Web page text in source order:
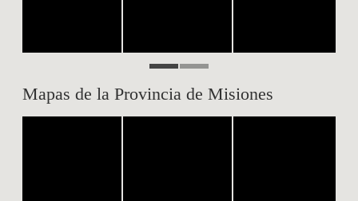
Mapas de la Provincia de Misiones